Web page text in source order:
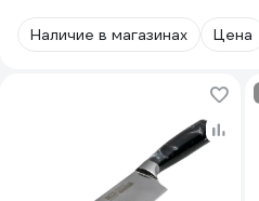
Наличие в магазинах Цена